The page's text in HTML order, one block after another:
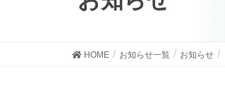
HOME お知らせ一覧 お知らせ